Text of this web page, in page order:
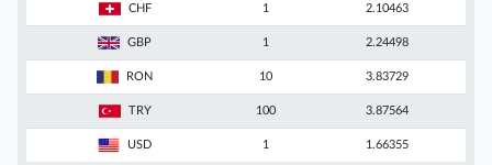
CHF 1 2.10463
GBP 1 2.24498
RON 10 3.83729
TRY 100 3.87564
USD 1 1.66355